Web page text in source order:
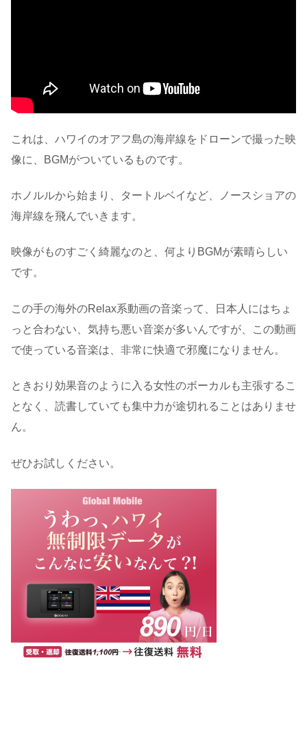
これは、ハワイのオアフ島の海岸線をドローンで撮った映
像に、BGMがついているものです。
ホノルルから始まり、タートルベイなど、ノースショアの
海岸線を飛んでいきます。
映像がものすごく綺麗なのと、何よりBGMが素晴らしい
です。
この手の海外のRelax系動画の音楽って、日本人にはちょ
っと合わない、気持ち悪い音楽が多いんですが、この動画
で使っている音楽は、非常に快適で邪魔になりません。
ときおり効果音のように入る女性のボーカルも主張するこ
となく、読書していても集中力が途切れることはありませ
ん。
ぜひお試しください。